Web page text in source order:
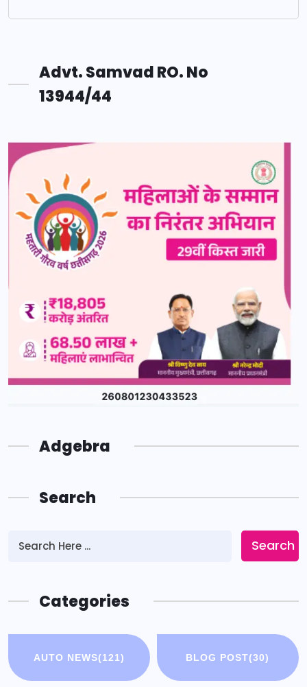
Advt. Samvad RO. No
13944/44
Adgebra
Search
Search
Categories
AUTO NEWS(121) BLOG POST(30)